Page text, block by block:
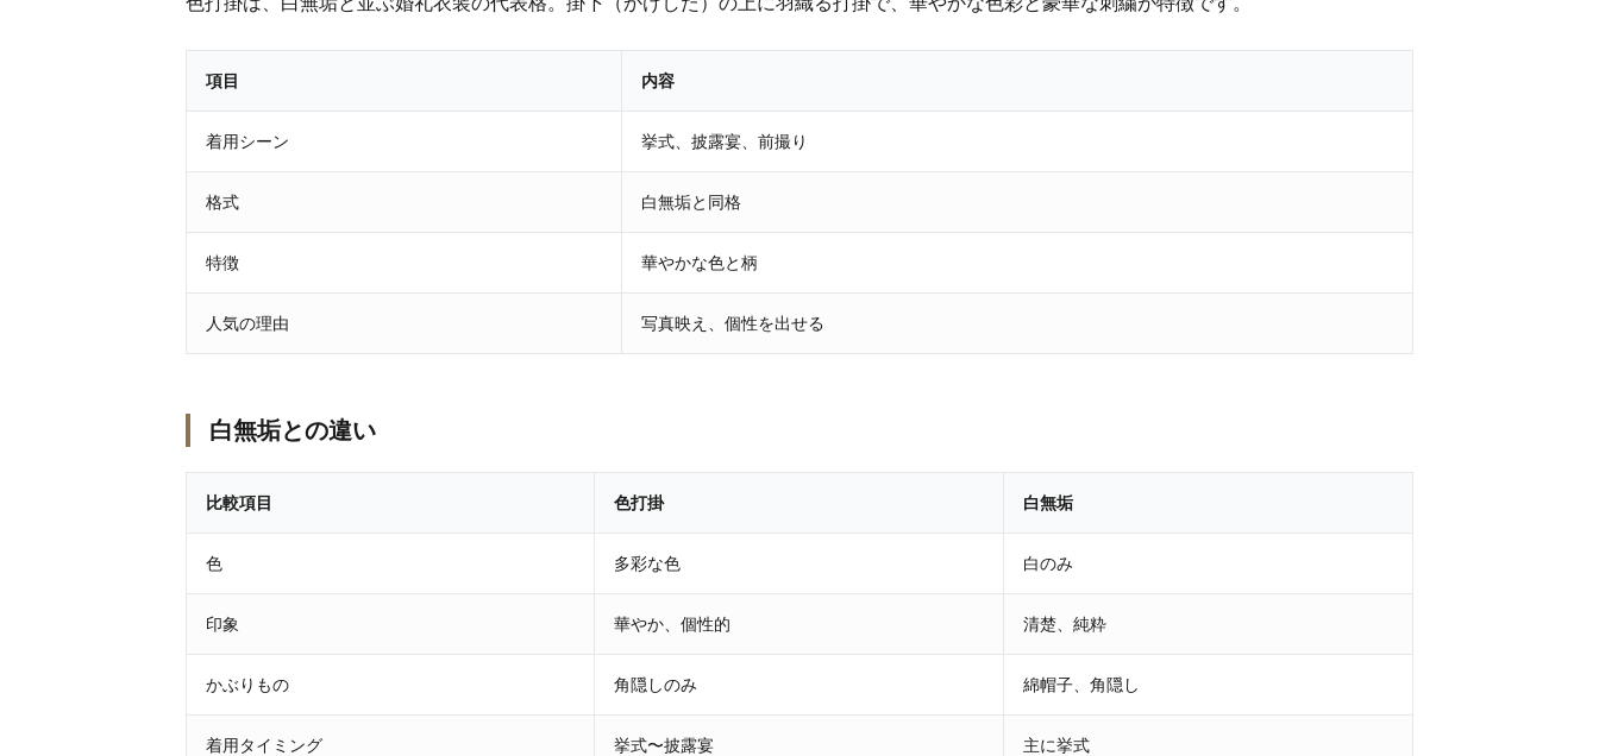
項目 内容
着用シーン 挙式、披露宴、前撮り
格式 白無垢と同格
特徴 華やかな色と柄
人気の理由 写真映え、個性を出せる
白無垢との違い
比較項目 色打掛 白無垢
色 多彩な色 白のみ
印象 華やか、個性的 清楚、純粋
かぶりもの 角隠しのみ 綿帽子、角隠し
着用タイミング 挙式〜披露宴 主に挙式